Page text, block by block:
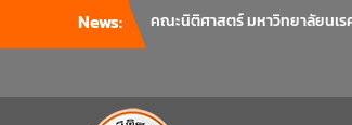
News:
คณะนิติศาสตร์ มหาวิทยาลัยนเร
2-311 อาคารปราบไตรจักร 2 มห
นเรศวร โดยกิจกรรมดังกล่าวจัด